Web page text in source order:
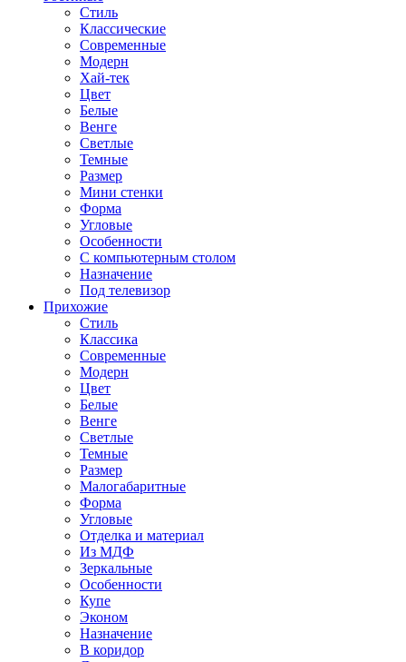
Стиль
Классические
Современные
Модерн
Хай-тек
Цвет
Белые
Венге
Светлые
Темные
Размер
Мини стенки
Форма
Угловые
Особенности
С компьютерным столом
Назначение
Под телевизор
Прихожие
Стиль
Классика
Современные
Модерн
Цвет
Белые
Венге
Светлые
Темные
Размер
Малогабаритные
Форма
Угловые
Отделка и материал
Из МДФ
Зеркальные
Особенности
Купе
Эконом
Назначение
В коридор